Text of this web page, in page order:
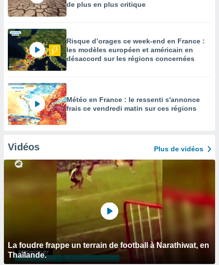
de plus en plus critique
Risque d’orages ce week-end en France :
les modèles européen et américain en
désaccord sur les régions concernées
Météo en France : le ressenti s'annonce
frais ce vendredi matin sur ces régions
Vidéos Plus de vidéos
La foudre frappe un terrain de football à Narathiwat, en
Thaïlande.